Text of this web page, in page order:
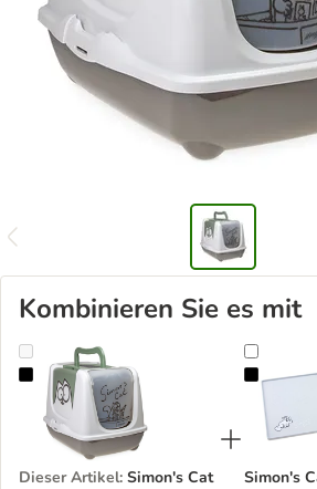
Kombinieren Sie es mit
Simon's Cat Katzentoilette
Dieser Artikel: Simon's Cat
Simon's
Simon's